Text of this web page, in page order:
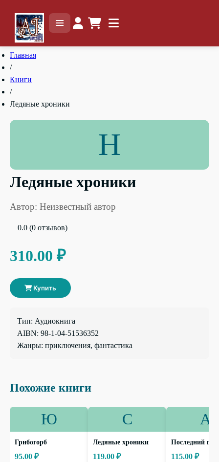
Главная
/
Книги
/
Ледяные хроники
Н
Ледяные хроники
Автор: Неизвестный автор
0.0 (0 отзывов)
310.00 ₽
Купить
Тип: Аудиокнига
AIBN: 98-1-04-51536352
Жанры: приключения, фантастика
Похожие книги
Ю
Грибогорб
95.00 ₽
С
Ледяные хроники
119.00 ₽
А
Последний
115.00 ₽